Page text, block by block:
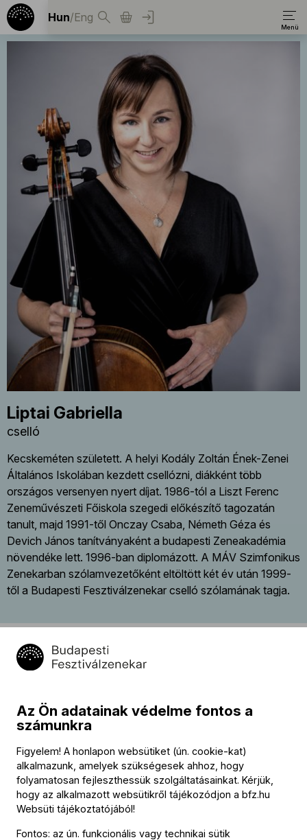
Hun/Eng
Liptai Gabriella
cselló
Kecskeméten született. A helyi Kodály Zoltán Ének-Zenei
Általános Iskolában kezdett csellózni, diákként több
országos versenyen nyert díjat. 1986-tól a Liszt Ferenc
Zeneművészeti Főiskola szegedi előkészítő tagozatán
tanult, majd 1991-től Onczay Csaba, Németh Géza és
Devich János tanítványaként a budapesti Zeneakadémia
növendéke lett. 1996-ban diplomázott. A MÁV Szimfonikus
Zenekarban szólamvezetőként eltöltött két év után 1999-
től a Budapesti Fesztiválzenekar cselló szólamának tagja.
Az Ön adatainak védelme fontos a
számunkra
Figyelem! A honlapon websütiket (ún. cookie-kat)
alkalmazunk, amelyek szükségesek ahhoz, hogy
folyamatosan fejleszthessük szolgáltatásainkat. Kérjük,
hogy az alkalmazott websütikről tájékozódjon a bfz.hu
Websüti tájékoztatójából!
Fontos: az ún. funkcionális vagy technikai sütik